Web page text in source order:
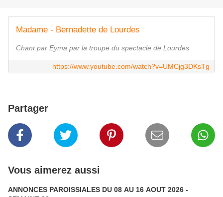
Madame - Bernadette de Lourdes
Chant par Eyma par la troupe du spectacle de Lourdes
https://www.youtube.com/watch?v=UMCjg3DKsTg
Partager
Vous aimerez aussi
ANNONCES PAROISSIALES DU 08 AU 16 AOUT 2026 -